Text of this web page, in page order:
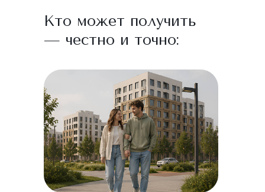
Кто может получить
— честно и точно: